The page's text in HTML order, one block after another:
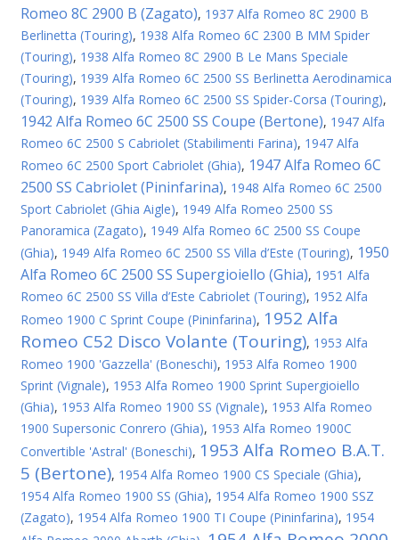
Romeo 8C 2900 B (Zagato), 1937 Alfa Romeo 8C 2900 B
Berlinetta (Touring), 1938 Alfa Romeo 6C 2300 B MM Spider
(Touring), 1938 Alfa Romeo 8C 2900 B Le Mans Speciale
(Touring), 1939 Alfa Romeo 6C 2500 SS Berlinetta Aerodinamica
(Touring), 1939 Alfa Romeo 6C 2500 SS Spider-Corsa (Touring),
1942 Alfa Romeo 6C 2500 SS Coupe (Bertone), 1947 Alfa
Romeo 6C 2500 S Cabriolet (Stabilimenti Farina), 1947 Alfa
Romeo 6C 2500 Sport Cabriolet (Ghia), 1947 Alfa Romeo 6C
2500 SS Cabriolet (Pininfarina), 1948 Alfa Romeo 6C 2500
Sport Cabriolet (Ghia Aigle), 1949 Alfa Romeo 2500 SS
Panoramica (Zagato), 1949 Alfa Romeo 6C 2500 SS Coupe
(Ghia), 1949 Alfa Romeo 6C 2500 SS Villa d’Este (Touring), 1950
Alfa Romeo 6C 2500 SS Supergioiello (Ghia), 1951 Alfa
Romeo 6C 2500 SS Villa d’Este Cabriolet (Touring), 1952 Alfa
Romeo 1900 C Sprint Coupe (Pininfarina), 1952 Alfa
Romeo C52 Disco Volante (Touring), 1953 Alfa
Romeo 1900 'Gazzella' (Boneschi), 1953 Alfa Romeo 1900
Sprint (Vignale), 1953 Alfa Romeo 1900 Sprint Supergioiello
(Ghia), 1953 Alfa Romeo 1900 SS (Vignale), 1953 Alfa Romeo
1900 Supersonic Conrero (Ghia), 1953 Alfa Romeo 1900C
Convertible 'Astral' (Boneschi), 1953 Alfa Romeo B.A.T.
5 (Bertone), 1954 Alfa Romeo 1900 CS Speciale (Ghia),
1954 Alfa Romeo 1900 SS (Ghia), 1954 Alfa Romeo 1900 SSZ
(Zagato), 1954 Alfa Romeo 1900 TI Coupe (Pininfarina), 1954